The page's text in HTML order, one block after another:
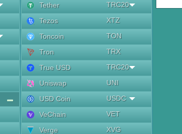
Tether
TRC20
Tezos
XTZ
Toncoin
TON
Tron
TRX
True USD
TRC20
Uniswap
UNI
USD Coin
USDC
VeChain
VET
Verge
XVG